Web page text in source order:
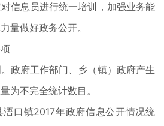
信息员进行统一培训，加强业务能
量做好政务公开。
政府工作部门、乡（镇）政府产生
为不完全统计数目。
浯口镇2017年政府信息公开情况统